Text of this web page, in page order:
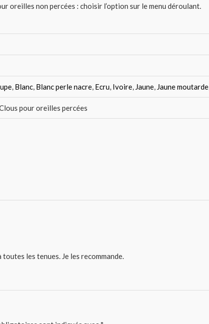
oreilles non percées : choisir l’option sur le menu déroulant.
Blanc Blanc perle nacre Ecru Ivoire Jaune Jaune moutarde
pour oreilles percées
les tenues. Je les recommande.